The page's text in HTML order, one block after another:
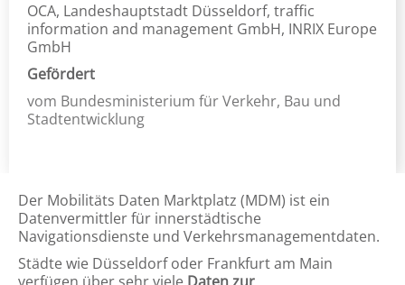
OCA, Landeshauptstadt Düsseldorf, traffic
information and management GmbH, INRIX Europe
GmbH
Gefördert
vom Bundesministerium für Verkehr, Bau und
Stadtentwicklung
Der Mobilitäts Daten Marktplatz (MDM) ist ein
Datenvermittler für innerstädtische
Navigationsdienste und Verkehrsmanagementdaten.
Städte wie Düsseldorf oder Frankfurt am Main